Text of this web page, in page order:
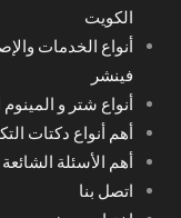
الكويت
أنواع الخدمات
فينشر
أنواع شتر و
أهم أنواع دكتات
أهم الأسئلة
اتصل بنا